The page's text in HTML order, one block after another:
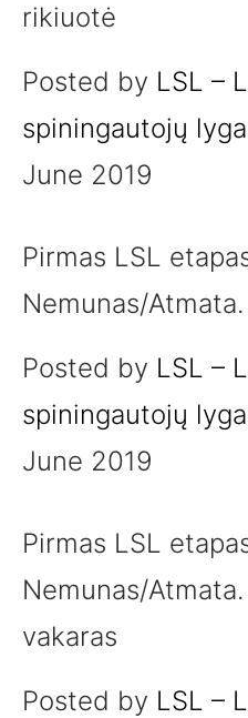
rikiuotė
Posted by LSL –
spiningautojų lyga
June 2019
Pirmas LSL
Nemunas/
Posted by LSL –
spiningautojų lyga
June 2019
Pirmas LSL
Nemunas/
vakaras
Posted by LSL –